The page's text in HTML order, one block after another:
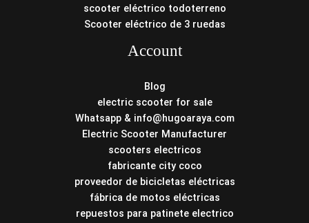
scooter eléctrico todoterreno
Scooter eléctrico de 3 ruedas
Account
Blog
electric scooter for sale
Whatsapp & info@hugoaraya.com
Electric Scooter Manufacturer
scooters electricos
fabricante city coco
proveedor de bicicletas eléctricas
fábrica de motos eléctricas
repuestos para patinete electrico